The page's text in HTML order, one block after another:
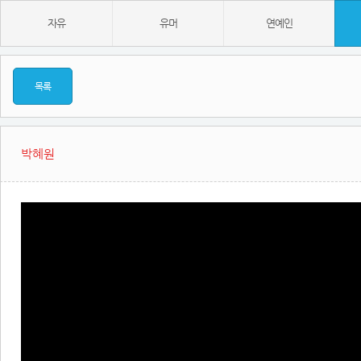
자유 유머 연예인
목록
박혜원